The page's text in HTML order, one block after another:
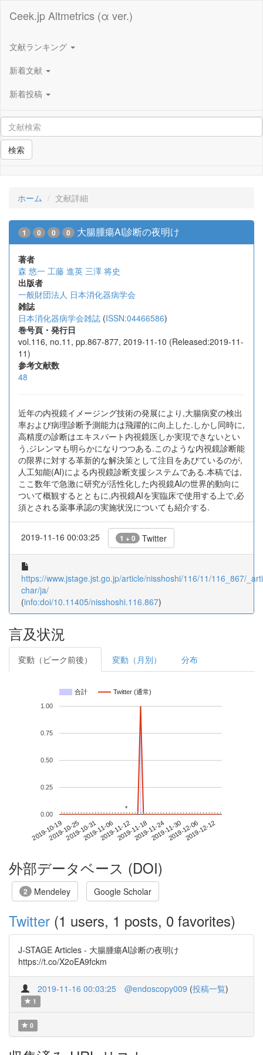
Ceek.jp Altmetrics (α ver.)
文献ランキング
新着文献
新着投稿
検索
ホーム 文献詳細
1 0 0 0 大腸腫瘍AI診断の夜明け
著者
森 悠一 工藤 進英 三澤 将史
出版者
一般財団法人 日本消化器病学会
雑誌
日本消化器病学会雑誌 (ISSN:04466586)
巻号頁・発行日
vol.116, no.11, pp.867-877, 2019-11-10 (Released:2019-11-
11)
参考文献数
48
近年の内視鏡イメージング技術の発展により,大腸病変の検出
率および病理診断予測能力は飛躍的に向上した.しかし同時に,
高精度の診断はエキスパート内視鏡医しか実現できないとい
う,ジレンマも明らかになりつつある.このような内視鏡診断能
の限界に対する革新的な解決策として注目をあびているのが,
人工知能(AI)による内視鏡診断支援システムである.本稿では,
ここ数年で急激に研究が活性化した内視鏡AIの世界的動向に
ついて概観するとともに,内視鏡AIを実臨床で使用する上で,必
須とされる薬事承認の実施状況についても紹介する.
2019-11-16 00:03:25 1 + 0 Twitter
https://www.jstage.jst.go.jp/article/nisshoshi/116/11/116_867/
char/ja/
(info:doi/10.11405/nisshoshi.116.867)
言及状況
変動（ピーク前後） 変動（月別） 分布
合計 Twitter (通常)
2019-10-192019-10-252019-10-312019-11-062019-11-122019-11-182019-11-242019-11-302019-12-062019-12-12
0.00
0.25
0.50
0.75
1.00
**
外部データベース (DOI)
2 Mendeley Google Scholar
Twitter (1 users, 1 posts, 0 favorites)
J-STAGE Articles - 大腸腫瘍AI診断の夜明け
https://t.co/X2oEA9fckm
2019-11-16 00:03:25 @endoscopy009 (投稿一覧)
1
0